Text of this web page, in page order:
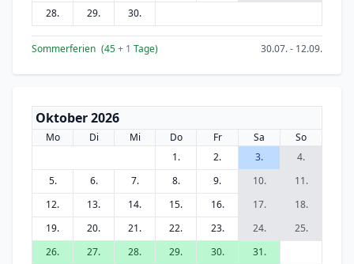
28.
29. 30.
Sommerferien (45+ 1 Tage) 30.07. - 12.09.
Oktober 2026
Mo Di Mi Do Fr Sa
So
1.
2. 3.
4.
5.
6. 7. 8. 9. 10.
11.
12.
13. 14. 15. 16. 17.
18.
19.
20. 21. 22. 23. 24.
25.
26.
27. 28. 29. 30. 31.